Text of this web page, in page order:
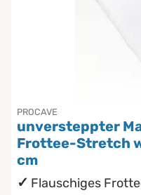
PROCAVE
unversteppter
Frottee-Stretch
cm
Flauschiges